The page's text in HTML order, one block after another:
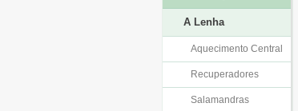
A Lenha
Aquecimento Central
Recuperadores
Salamandras